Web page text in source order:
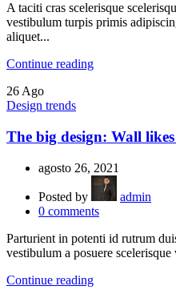
A taciti cras scelerisque
vestibulum turpis primis
aliquet...
Continue reading
26Ago
Design trends
The big design: Wall
agosto 26, 2021
Posted by
admin
0 comments
Parturient in potenti id rutrum
vestibulum a posuere
Continue reading